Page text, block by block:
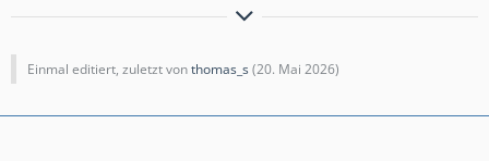
It's hip to be square.
BMW R80 G/S FM - BMW R100 FM - BMW R1100 S - BMW
K1300S - Honda NC750XD RH23
Einmal editiert, zuletzt vonthomas_s(20. Mai 2026)